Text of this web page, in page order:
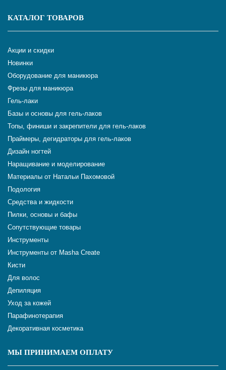
КАТАЛОГ ТОВАРОВ
Акции и скидки
Новинки
Оборудование для маникюра
Фрезы для маникюра
Гель-лаки
Базы и основы для гель-лаков
Топы, финиши и закрепители для гель-лаков
Праймеры, дегидраторы для гель-лаков
Дизайн ногтей
Наращивание и моделирование
Материалы от Натальи Пахомовой
Подология
Средства и жидкости
Пилки, основы и бафы
Сопутствующие товары
Инструменты
Инструменты от Masha Create
Кисти
Для волос
Депиляция
Уход за кожей
Парафинотерапия
Декоративная косметика
МЫ ПРИНИМАЕМ ОПЛАТУ